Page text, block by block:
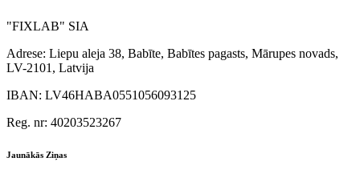
"FIXLAB" SIA
Adrese: Liepu aleja 38, Babīte, Babītes pagasts, Mārupes novads,
LV-2101, Latvija
IBAN: LV46HABA0551056093125
Reg. nr: 40203523267
Jaunākās Ziņas